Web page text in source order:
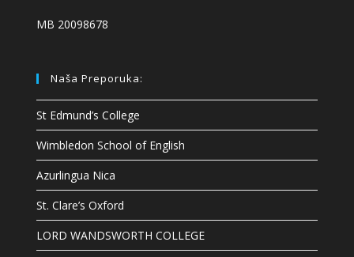
MB 20098678
Naša Preporuka:
St Edmund’s College
Wimbledon School of English
Azurlingua Nica
St. Clare’s Oxford
LORD WANDSWORTH COLLEGE